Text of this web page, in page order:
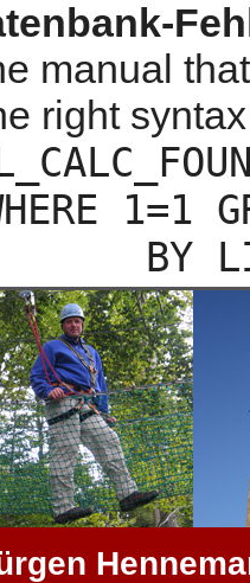
manual
right
1=1
BY